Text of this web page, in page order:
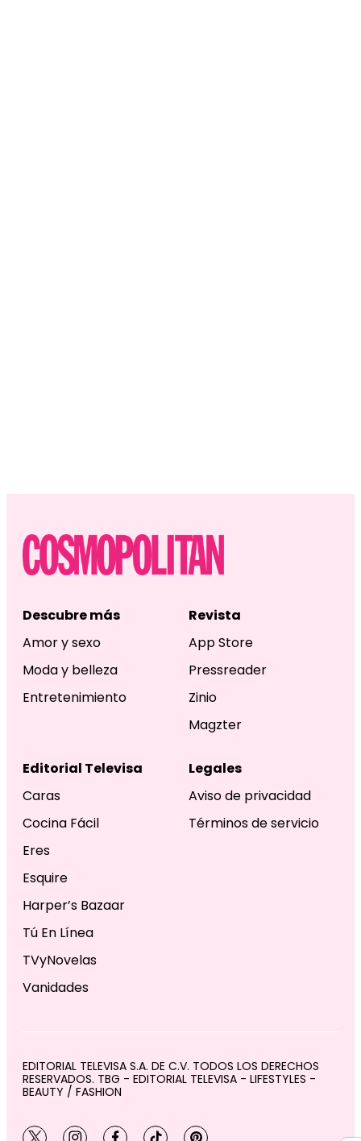
Descubre más
Amor y sexo
Moda y belleza
Entretenimiento
Revista
App Store
Pressreader
Zinio
Magzter
Editorial Televisa
Caras
Cocina Fácil
Eres
Esquire
Harper’s Bazaar
Tú En Línea
TVyNovelas
Vanidades
Legales
Aviso de privacidad
Términos de servicio
EDITORIAL TELEVISA S.A. DE C.V. TODOS LOS DERECHOS
RESERVADOS. TBG - EDITORIAL TELEVISA - LIFESTYLES -
BEAUTY / FASHION